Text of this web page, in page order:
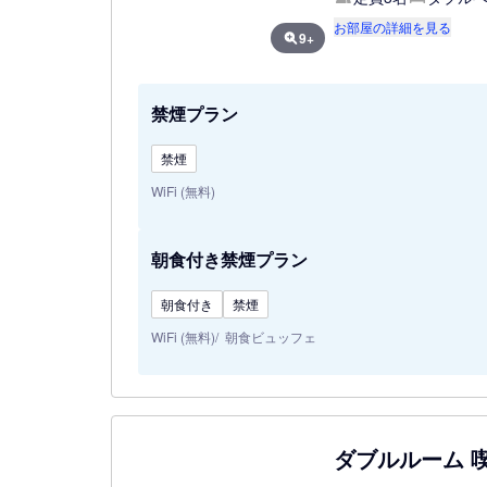
9+
お部屋の詳細を見る
禁煙プラン
禁煙
WiFi (無料)
朝食付き禁煙プラン
朝食付き
禁煙
WiFi (無料) 朝食ビュッフェ
ダブルルーム